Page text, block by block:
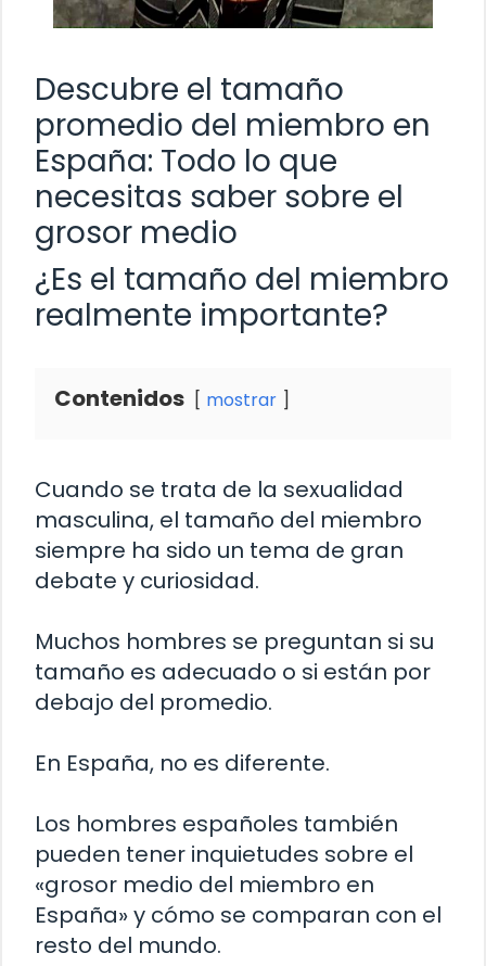
Descubre el tamaño
promedio del miembro en
España: Todo lo que
necesitas saber sobre el
grosor medio
¿Es el tamaño del miembro
realmente importante?
Contenidos mostrar
Cuando se trata de la sexualidad
masculina, el tamaño del miembro
siempre ha sido un tema de gran
debate y curiosidad.
Muchos hombres se preguntan si su
tamaño es adecuado o si están por
debajo del promedio.
En España, no es diferente.
Los hombres españoles también
pueden tener inquietudes sobre el
«grosor medio del miembro en
España» y cómo se comparan con el
resto del mundo.